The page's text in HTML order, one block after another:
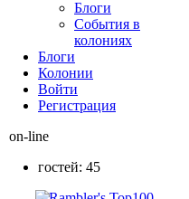
Блоги
События в
колониях
Блоги
Колонии
Войти
Peгиcтpaция
on-line
гостей: 45